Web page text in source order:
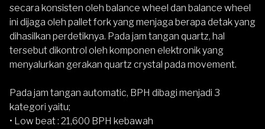
secara konsisten oleh balance wheel dan balance wheel
ini dijaga oleh pallet fork yang menjaga berapa detak yang
dihasilkan perdetiknya. Pada jam tangan quartz, hal
tersebut dikontrol oleh komponen elektronik yang
menyalurkan gerakan quartz crystal pada movement.
Pada jam tangan automatic, BPH dibagi menjadi 3
kategori yaitu;
• Low beat : 21,600 BPH kebawah